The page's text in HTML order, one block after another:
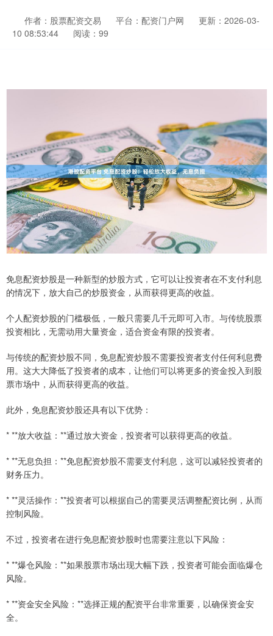
作者：股票配资交易 平台：配资门户网
更新：2026-03-
10 08:53:44
阅读：99
免息配资炒股是一种新型的炒股方式，它可以让投资者在不支付利息
的情况下，放大自己的炒股资金，从而获得更高的收益。
个人配资炒股的门槛极低，一般只需要几千元即可入市。与传统股票
投资相比，无需动用大量资金，适合资金有限的投资者。
与传统的配资炒股不同，免息配资炒股不需要投资者支付任何利息费
用。这大大降低了投资者的成本，让他们可以将更多的资金投入到股
票市场中，从而获得更高的收益。
此外，免息配资炒股还具有以下优势：
* **放大收益：**通过放大资金，投资者可以获得更高的收益。
* **无息负担：**免息配资炒股不需要支付利息，这可以减轻投资者的
财务压力。
* **灵活操作：**投资者可以根据自己的需要灵活调整配资比例，从而
控制风险。
不过，投资者在进行免息配资炒股时也需要注意以下风险：
* **爆仓风险：**如果股票市场出现大幅下跌，投资者可能会面临爆仓
风险。
* **资金安全风险：**选择正规的配资平台非常重要，以确保资金安
全。